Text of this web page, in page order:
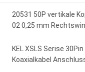
20531 50P vertikale
02 0,25 mm
KEL XSLS Serise
Koaxialkabel